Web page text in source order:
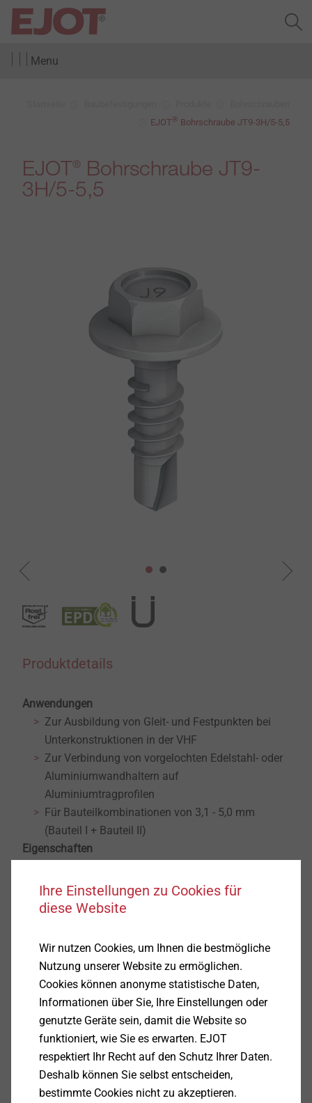
Menu
EJOT® Bohrschraube JT9-3H/5-5,5
EJOT® Bohrschraube JT9-
3H/5-5,5
Produktdetails
Anwendungen
Zur Ausbildung von Gleit- und Festpunkten bei
Unterkonstruktionen in der VHF
Zur Verbindung von vorgelochten Edelstahl- oder
Aluminiumwandhaltern auf
Aluminiumtragprofilen
Für Bauteilkombinationen von 3,1 - 5,0 mm
(Bauteil I + Bauteil II)
Eigenschaften
Technische Daten
Durchmesser: 5,5 mm
Angepresste Scheibe: Ø 13 mm
Länge gewindefreier Bereich: 5,0 mm
Hinweis
Bauteilkombinationen abgeprüft mit Rm(Bauteil II) ≥
190, ≥ 215 und ≥ 245 N/mm2. Tragfähigkeitswerte
sind dem allgemeinen bauaufsichtlichen Prüfzeugnis
(abP) P-BWU02-148004 zu entnehmen.
Ihre Einstellungen zu Cookies für
diese Website
Wir nutzen Cookies, um Ihnen die bestmögliche
Nutzung unserer Website zu ermöglichen.
Cookies können anonyme statistische Daten,
Informationen über Sie, Ihre Einstellungen oder
genutzte Geräte sein, damit die Website so
funktioniert, wie Sie es erwarten. EJOT
respektiert Ihr Recht auf den Schutz Ihrer Daten.
Deshalb können Sie selbst entscheiden,
bestimmte Cookies nicht zu akzeptieren.